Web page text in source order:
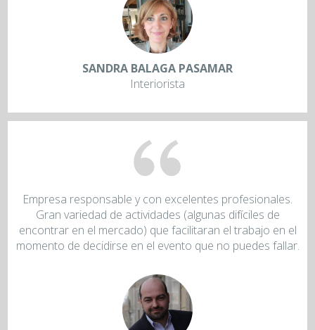
SANDRA BALAGA PASAMAR
Interiorista
Empresa responsable y con excelentes profesionales.
Gran variedad de actividades (algunas difíciles de
encontrar en el mercado) que facilitaran el trabajo en el
momento de decidirse en el evento que no puedes fallar.